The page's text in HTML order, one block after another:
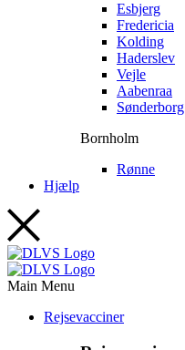
Esbjerg
Fredericia
Kolding
Haderslev
Vejle
Aabenraa
Sønderborg
Bornholm
Rønne
Hjælp
Main Menu
Rejsevacciner